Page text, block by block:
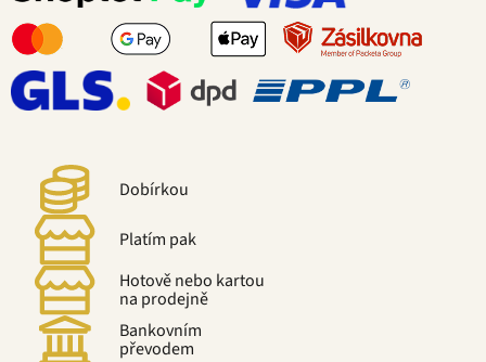
Dobírkou
Platím pak
Hotově nebo kartou
na prodejně
Bankovním
převodem